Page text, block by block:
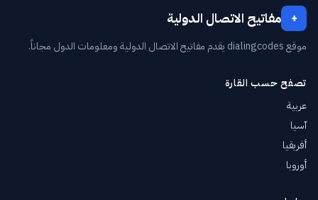
+ مفاتيح الاتصال الدولية
موقع dialingcodes يقدم مفاتيح الاتصال الدولية ومعلومات الدول مجاناً.
تصفح حسب القارة
عربية
آسيا
أفريقيا
أوروبا